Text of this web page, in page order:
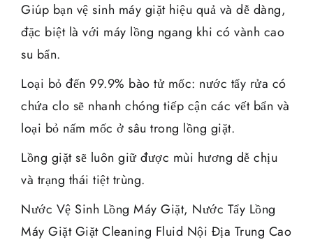
Giúp bạn vệ sinh máy giặt hiệu quả và dễ dàng,
đặc biệt là với máy lồng ngang khi có vành cao
su bẩn.
Loại bỏ đến 99.9% bào tử mốc: nước tẩy rửa có
chứa clo sẽ nhanh chóng tiếp cận các vết bẩn và
loại bỏ nấm mốc ở sâu trong lồng giặt.
Lồng giặt sẽ luôn giữ được mùi hương dễ chịu
và trạng thái tiệt trùng.
Nước Vệ Sinh Lồng Máy Giặt, Nước Tẩy Lồng
Máy Giặt Giặt Cleaning Fluid Nội Địa Trung Cao